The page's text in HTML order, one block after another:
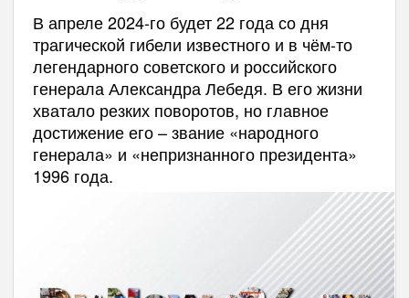
В апреле 2024-го будет 22 года со дня
трагической гибели известного и в чём-то
легендарного советского и российского
генерала Александра Лебедя. В его жизни
хватало резких поворотов, но главное
достижение его – звание «народного
генерала» и «непризнанного президента»
1996 года.